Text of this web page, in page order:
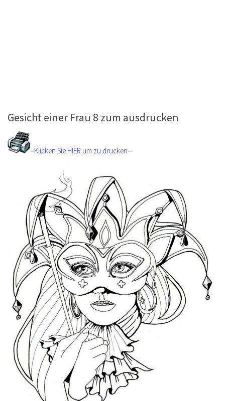
Gesicht einer Frau 8 zum ausdrucken
--Klicken Sie HIER um zu drucken--